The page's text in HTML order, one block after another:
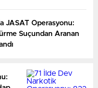
JASAT Operasyonu:
Suçundan Aranan